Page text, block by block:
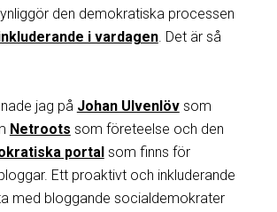
den demokratiska processen
i vardagen. Det är så
jag på Johan Ulvenlövsom
Netroots som företeelse och den
portalsom finns för
Ett proaktivt och inkluderande
med bloggande socialdemokrater